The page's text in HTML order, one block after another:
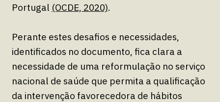
Portugal (OCDE, 2020).
Perante estes desafios e necessidades,
identificados no documento, fica clara a
necessidade de uma reformulação no serviço
nacional de saúde que permita a qualificação
da intervenção favorecedora de hábitos